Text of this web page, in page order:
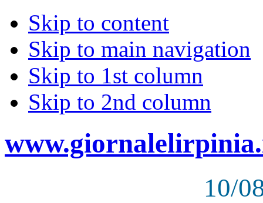
Skip to content
Skip to main navigation
Skip to 1st column
Skip to 2nd column
10/